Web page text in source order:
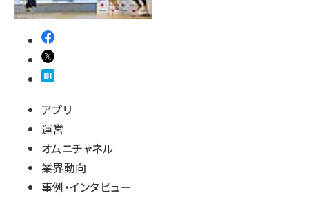
アプリ
運営
オムニチャネル
業界動向
事例・インタビュー